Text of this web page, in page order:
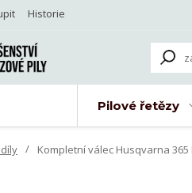
Historie
Pilové řetězy
Kompletní válec Husqvarna 365